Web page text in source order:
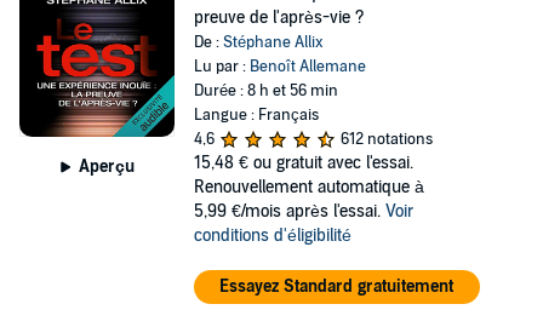
Aperçu
preuve de l'après-vie ?
De :Stéphane Allix
Lu par : Benoît Allemane
Durée : 8 h et 56 min
Langue : Français
4,6
612 notations
15,48 € ou gratuit avec l'essai.
Renouvellement automatique à
5,99 €/mois après l'essai. Voir
conditions d'éligibilité
Essayez Standard gratuitement